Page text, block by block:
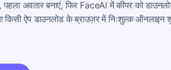
अवतार बनाएं, फिर FaceAI में कीपर को
किसी ऐप डाउनलोड के ब्राउज़र में निःशुल्क